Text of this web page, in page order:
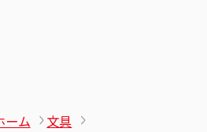
ーム 文具